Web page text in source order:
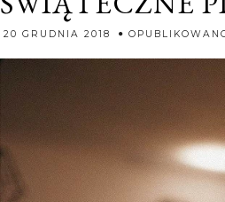
20 GRUDNIA 2018